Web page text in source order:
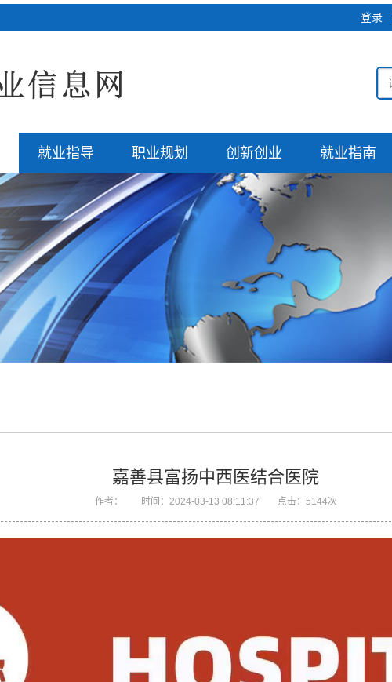
登录
就业指导 职业规划 创新创业 就业指南
嘉善县富扬中西医结合医院
作者： 时间： 2024-03-13 08:11:37 点击： 5144次